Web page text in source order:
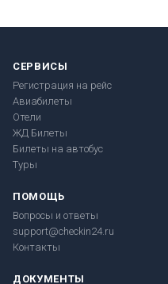
СЕРВИСЫ
Регистрация на рейс
Авиабилеты
Отели
ЖД Билеты
Билеты на автобус
Туры
ПОМОЩЬ
Вопросы и ответы
support@checkin24.ru
Контакты
ДОКУМЕНТЫ